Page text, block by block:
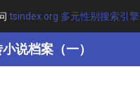
tsindex.org 多元性别搜索引擎
说档案（一）